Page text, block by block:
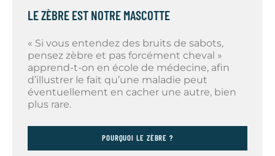
LE ZÈBRE EST NOTRE MASCOTTE
« Si vous entendez des bruits de sabots,
pensez zèbre et pas forcément cheval »
apprend-t-on en école de médecine, afin
d’illustrer le fait qu’une maladie peut
éventuellement en cacher une autre, bien
plus rare.
POURQUOI LE ZÈBRE ?